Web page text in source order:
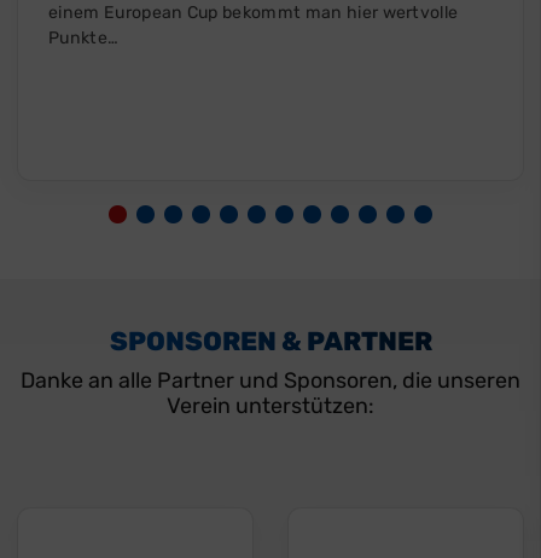
einem European Cup bekommt man hier wertvolle
Punkte…
SPONSOREN & PARTNER
Danke an alle Partner und Sponsoren, die unseren
Verein unterstützen: